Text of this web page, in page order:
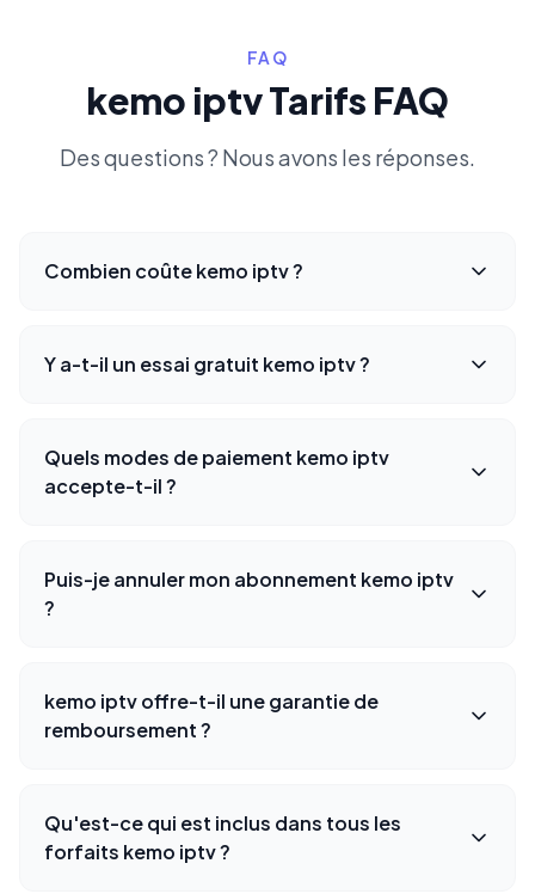
FAQ
kemo iptv Tarifs FAQ
Des questions ? Nous avons les réponses.
Combien coûte kemo iptv ?
Y a-t-il un essai gratuit kemo iptv ?
Quels modes de paiement kemo iptv
accepte-t-il ?
Puis-je annuler mon abonnement kemo iptv
?
kemo iptv offre-t-il une garantie de
remboursement ?
Qu'est-ce qui est inclus dans tous les
forfaits kemo iptv ?